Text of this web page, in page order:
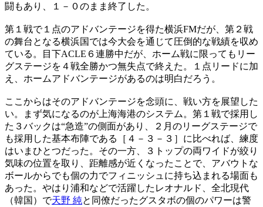
闘もあり、１－０のまま終了した。
第１戦で１点のアドバンテージを得た横浜FMだが、第２戦
の舞台となる横浜国では今大会を通じて圧倒的な戦績を収め
ている。目下ACLE６連勝中だが、ホーム戦に限ってもリー
グステージを４戦全勝かつ無失点で終えた。１点リードに加
え、ホームアドバンテージがあるのは明白だろう。
ここからはそのアドバンテージを念頭に、戦い方を展望した
い。まず気になるのが上海海港のシステム。第１戦で採用し
た３バックは“急造”の側面があり、２月のリーグステージで
も採用した基本布陣である［４－３－３］に比べれば、練度
はいまひとつだった。その一方、３トップの両ワイドが絞り
気味の位置を取り、距離感が近くなったことで、アバウトな
ボールからでも個の力でフィニッシュに持ち込まれる場面も
あった。やはり浦和などで活躍したレオナルド、全北現代
（韓国）で天野 純と同僚だったグスタボの個のパワーは警